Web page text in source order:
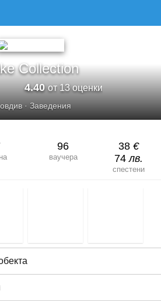
Collection
4.40от 13 оценки
· Заведения
96
ваучера
38 €
74лв.
спестени